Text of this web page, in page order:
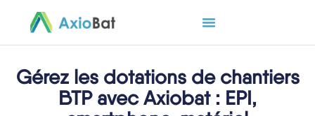
Gérez les dotations de chantiers
BTP avec Axiobat : EPI,